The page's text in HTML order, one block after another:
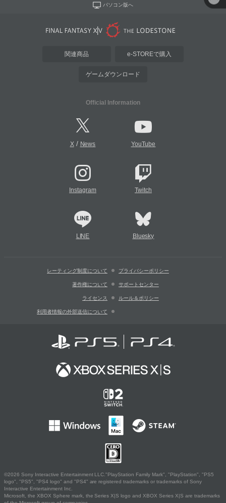
パソコン版へ
関連商品 e-STOREで購入
ゲームダウンロード
Official Information
X/ News YouTube
Instagram Twitch
LINE Bluesky
レーティング制度について プライバシーポリシー
著作権について サポートセンター
ライセンス ルール＆ポリシー
利用者情報の外部送信について
©2026 Sony Interactive Entertainment LLC."PlayStation Family Mark", "PlayStation", "PS5
logo", "PS5", "PS4 logo" and "PS4" are registered trademarks or trademarks of Sony
Interactive Entertainment Inc.
Microsoft, the XBOX Sphere mark, the Series X|S logo and XBOX Series X|S are trademarks